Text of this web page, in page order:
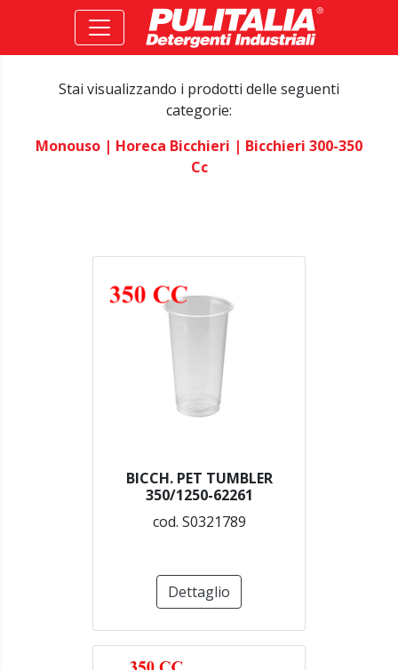
Stai visualizzando i prodotti delle seguenti
categorie:
Monouso | Horeca Bicchieri | Bicchieri 300-350
Cc
BICCH. PET TUMBLER
350/1250-62261
cod. S0321789
Dettaglio